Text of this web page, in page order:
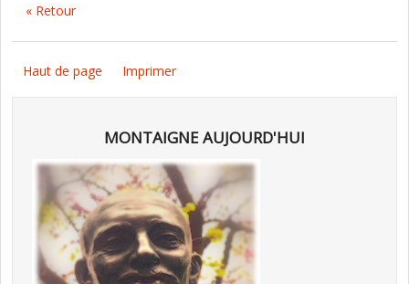
« Retour
Haut de page Imprimer
MONTAIGNE AUJOURD'HUI